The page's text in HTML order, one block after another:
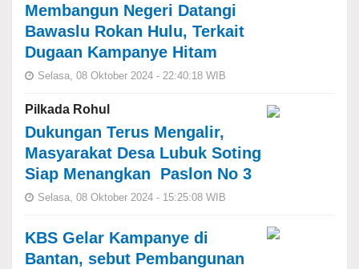
Membangun Negeri Datangi
Bawaslu Rokan Hulu, Terkait
Dugaan Kampanye Hitam
Selasa, 08 Oktober 2024 - 22:40:18 WIB
Pilkada Rohul
Dukungan Terus Mengalir,
Masyarakat Desa Lubuk Soting
Siap Menangkan Paslon No 3
Selasa, 08 Oktober 2024 - 15:25:08 WIB
KBS Gelar Kampanye di
Bantan, sebut Pembangunan